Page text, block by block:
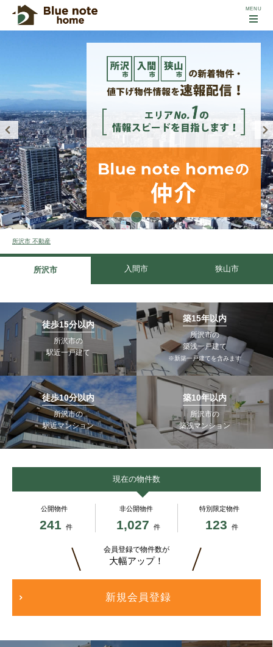
所沢市 不動産
所沢市 入間市 狭山市
徒歩15分以内
所沢市の
駅近一戸建て
築15年以内
所沢市の
築浅一戸建て
※新築一戸建てを含みます
徒歩10分以内
所沢市の
駅近マンション
築10年以内
所沢市の
築浅マンション
現在の物件数
公開物件
241 件
非公開物件
1,027 件
特別限定物件
123 件
会員登録で物件数が
大幅アップ！
新規会員登録